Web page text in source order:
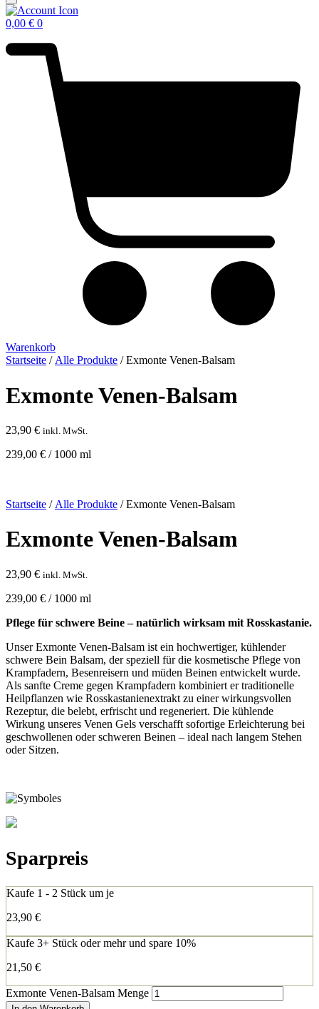
0,00 € 0
Warenkorb
Startseite / Alle Produkte / Exmonte Venen-Balsam
Exmonte Venen-Balsam
23,90 € inkl. MwSt.
239,00 € / 1000 ml
Startseite / Alle Produkte / Exmonte Venen-Balsam
Exmonte Venen-Balsam
23,90 € inkl. MwSt.
239,00 € / 1000 ml
Pflege für schwere Beine – natürlich wirksam mit Rosskastanie.
Unser Exmonte Venen-Balsam ist ein hochwertiger, kühlender
schwere Bein Balsam, der speziell für die kosmetische Pflege von
Krampfadern, Besenreisern und müden Beinen entwickelt wurde.
Als sanfte Creme gegen Krampfadern kombiniert er traditionelle
Heilpflanzen wie Rosskastanienextrakt zu einer wirkungsvollen
Rezeptur, die belebt, erfrischt und regeneriert. Die kühlende
Wirkung unseres Venen Gels verschafft sofortige Erleichterung bei
geschwollenen oder schweren Beinen – ideal nach langem Stehen
oder Sitzen.
Sparpreis
Kaufe 1 - 2 Stück um je
23,90 €
Kaufe 3+ Stück oder mehr und spare 10%
21,50 €
Exmonte Venen-Balsam Menge